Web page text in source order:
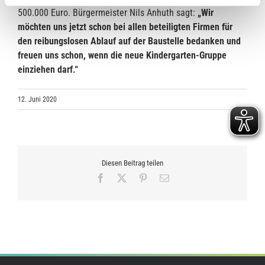
500.000 Euro. Bürgermeister Nils Anhuth sagt: „Wir
möchten uns jetzt schon bei allen beteiligten Firmen für
den reibungslosen Ablauf auf der Baustelle bedanken und
freuen uns schon, wenn die neue Kindergarten-Gruppe
einziehen darf.“
12. Juni 2020
Diesen Beitrag teilen
Facebook Pinterest
E-